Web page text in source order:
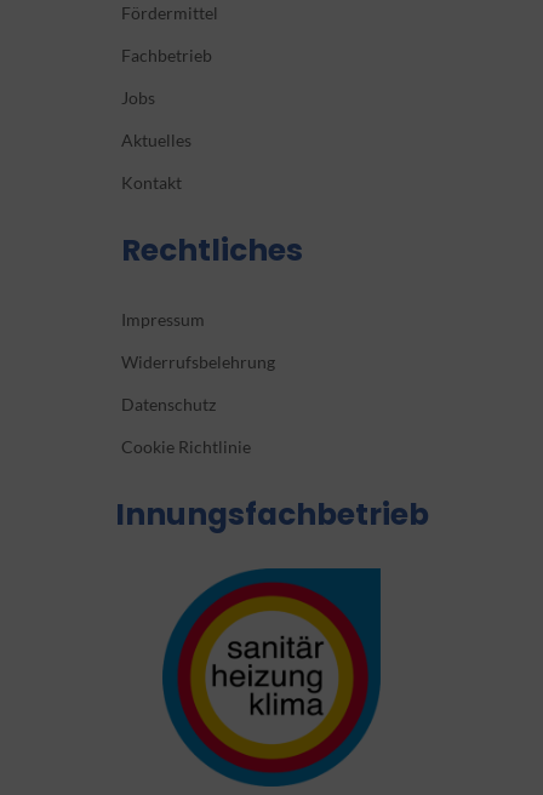
Fördermittel
Fachbetrieb
Jobs
Aktuelles
Kontakt
Rechtliches
Impressum
Widerrufsbelehrung
Datenschutz
Cookie Richtlinie
Innungsfachbetrieb